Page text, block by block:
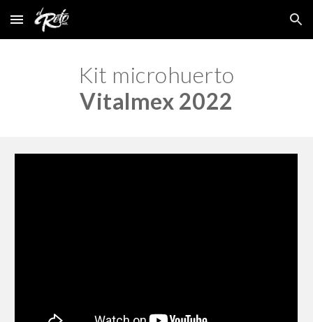
Skip to main content Skip to navigation
Kit microhuerto
Vitalmex 2022